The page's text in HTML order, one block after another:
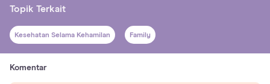
Topik Terkait
Kesehatan Selama Kehamilan Family
Komentar